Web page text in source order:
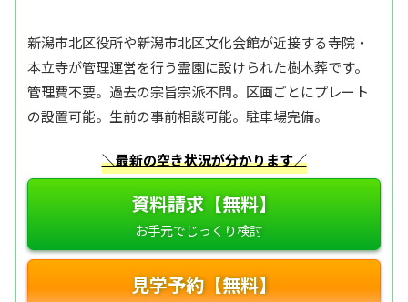
新潟市北区役所や新潟市北区文化会館が近接する寺院・
本立寺が管理運営を行う霊園に設けられた樹木葬です。
管理費不要。過去の宗旨宗派不問。区画ごとにプレート
の設置可能。生前の事前相談可能。駐車場完備。
＼最新の空き状況が分かります／
資料請求【無料】
見学予約【無料】